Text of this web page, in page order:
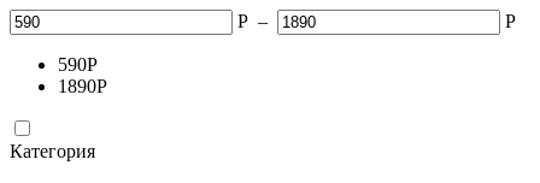
Р – Р
590Р
1890Р
Категория